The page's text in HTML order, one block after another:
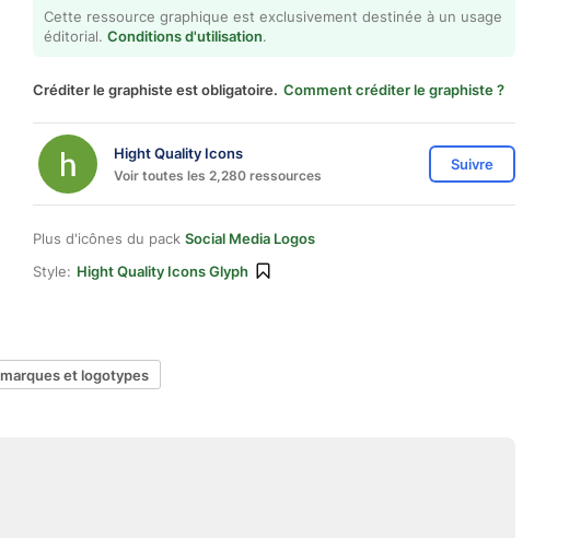
Cette ressource graphique est exclusivement destinée à un usage
éditorial. Conditions d'utilisation.
Créditer le graphiste est obligatoire. Comment créditer le graphiste ?
Hight Quality Icons
Voir toutes les 2,280 ressources
Suivre
Plus d'icônes du pack Social Media Logos
Style: Hight Quality Icons Glyph
marques et logotypes